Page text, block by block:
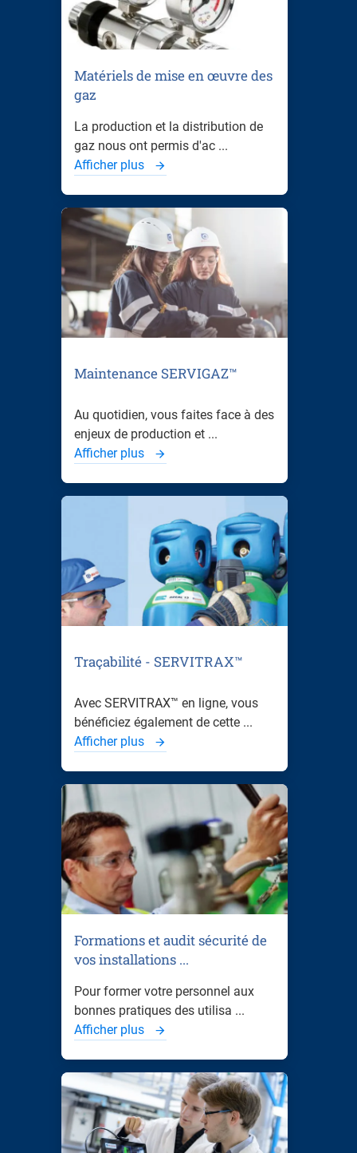
Matériels de mise en œuvre des
gaz
La production et la distribution de
gaz nous ont permis d'ac ...
Afficher plus
Maintenance SERVIGAZ™
Au quotidien, vous faites face à des
enjeux de production et ...
Afficher plus
Traçabilité - SERVITRAX™
Avec SERVITRAX™ en ligne, vous
bénéficiez également de cette ...
Afficher plus
Formations et audit sécurité de
vos installations ...
Pour former votre personnel aux
bonnes pratiques des utilisa ...
Afficher plus